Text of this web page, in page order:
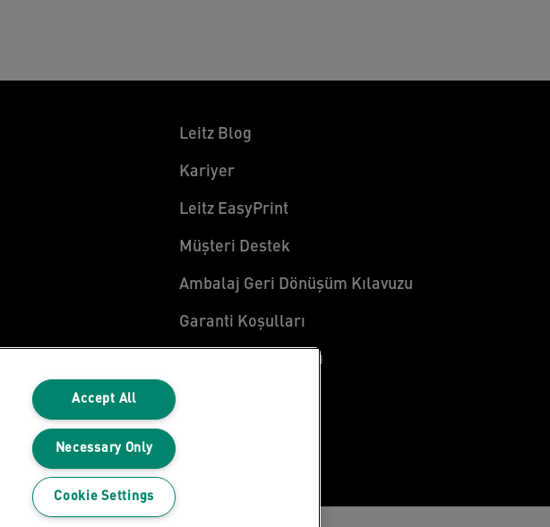
Leitz Blog
Kariyer
Leitz EasyPrint
Müşteri Destek
Ambalaj Geri Dönüşüm Kılavuzu
Garanti Koşulları
Uygunluk Beyanları
Accept All
Necessary Only
Cookie Settings